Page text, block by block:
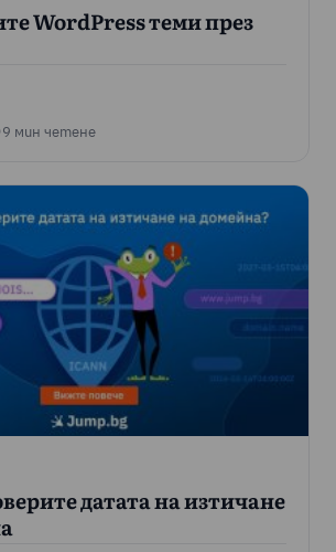
WordPress теми през
9 мин четене
датата на изтичане